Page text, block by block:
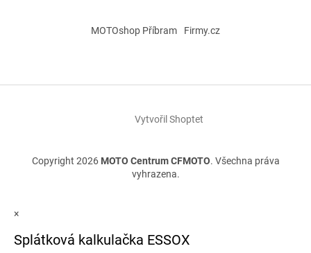
MOTOshop Příbram Firmy.cz
Vytvořil Shoptet
Copyright 2026 MOTO Centrum CFMOTO. Všechna práva
vyhrazena.
×
Splátková kalkulačka ESSOX